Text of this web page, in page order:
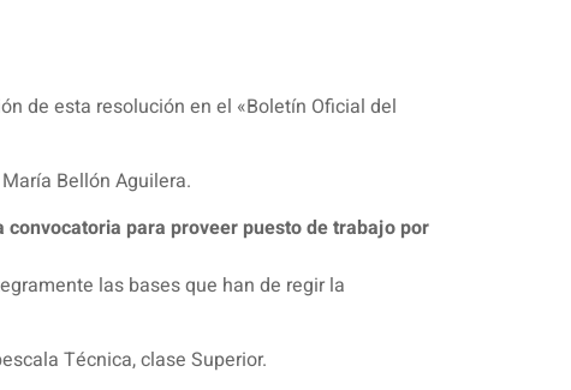
de esta resolución en el «Boletín Oficial del
Bellón Aguilera.
para proveer puesto de trabajo por
las bases que han de regir la
Técnica, clase Superior.